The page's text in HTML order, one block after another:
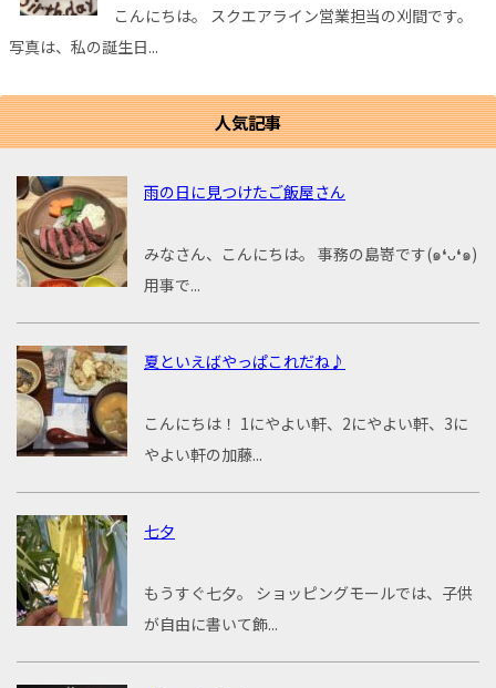
こんにちは。 スクエアライン営業担当の刈間です。
写真は、私の誕生日...
人気記事
雨の日に見つけたご飯屋さん
みなさん、こんにちは。 事務の島嵜です(๑❛ᴗ❛๑)
用事で...
夏といえばやっぱこれだね♪
こんにちは！ 1にやよい軒、2にやよい軒、3に
やよい軒の加藤...
七夕
もうすぐ七夕。 ショッピングモールでは、子供
が自由に書いて飾...